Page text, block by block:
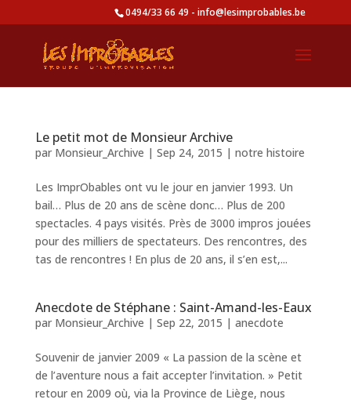
0494/33 66 49 - info@lesimprobables.be
Le petit mot de Monsieur Archive
par Monsieur_Archive | Sep 24, 2015 | notre histoire
Les ImprObables ont vu le jour en janvier 1993. Un
bail… Plus de 20 ans de scène donc… Plus de 200
spectacles. 4 pays visités. Près de 3000 impros jouées
pour des milliers de spectateurs. Des rencontres, des
tas de rencontres ! En plus de 20 ans, il s’en est,...
Anecdote de Stéphane : Saint-Amand-les-Eaux
par Monsieur_Archive | Sep 22, 2015 | anecdote
Souvenir de janvier 2009 « La passion de la scène et
de l’aventure nous a fait accepter l’invitation. » Petit
retour en 2009 où, via la Province de Liège, nous